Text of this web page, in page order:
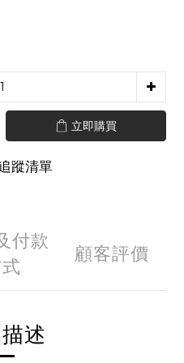
立即購買
蹤清單
付款
顧客評價
述